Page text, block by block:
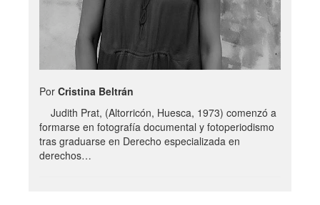
Por Cristina Beltrán
Judith Prat, (Altorricón, Huesca, 1973) comenzó a
formarse en fotografía documental y fotoperiodismo
tras graduarse en Derecho especializada en
derechos…